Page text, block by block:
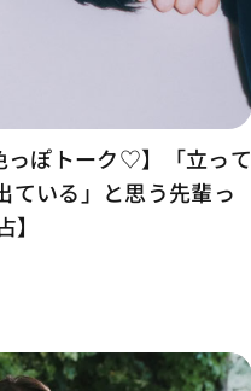
っぽトーク♡】「立って
ている」と思う先輩っ